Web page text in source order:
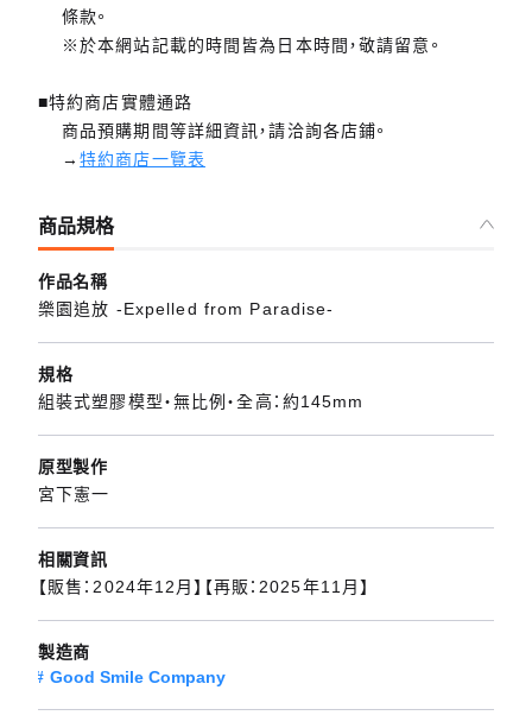
條款。
※於本網站記載的時間皆為日本時間，敬請留意。
■特約商店實體通路
商品預購期間等詳細資訊，請洽詢各店鋪。
→特約商店一覽表
商品規格
作品名稱
樂園追放 -Expelled from Paradise-
規格
組裝式塑膠模型・無比例・全高：約145mm
原型製作
宮下憲一
相關資訊
【販售：2024年12月】【再販：2025年11月】
製造商
Good Smile Company